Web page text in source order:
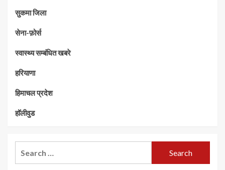
सुकमा जिला
सेना-फ़ोर्स
स्वास्थ्य सम्बंधित खबरे
हरियाणा
हिमाचल प्रदेश
हॉलीवुड